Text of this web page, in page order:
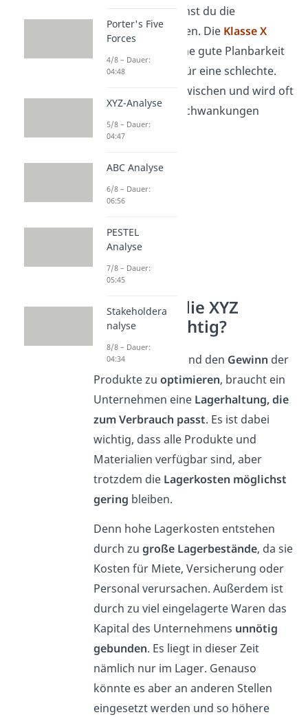
kannst du die
Beschaffung planen. Die Klasse X
steht dabei für eine gute Planbarkeit
und die
für eine schlechte.
liegt dazwischen und wird oft
durch saisonale Schwankungen
ausgelöst.
Warum ist die XYZ
Analyse wichtig?
Um den und den Gewinn der
Produkte zuoptimieren, braucht ein
Unternehmen eine Lagerhaltung, die
zum Verbrauch passt. Es ist dabei
wichtig, dass alle Produkte und
Materialien verfügbar sind, aber
trotzdem die Lagerkosten möglichst
gering bleiben.
Denn hohe Lagerkosten entstehen
durch zugroße Lagerbestände, da sie
Kosten für Miete, Versicherung oder
Personal verursachen. Außerdem ist
durch zu viel eingelagerte Waren das
Kapital des Unternehmens unnötig
gebunden. Es liegt in dieser Zeit
nämlich nur im Lager. Genauso
könnte es aber an anderen Stellen
eingesetzt werden und so höhere
Porter's Five
Forces
4/8 – Dauer:
04:48
XYZ-Analyse
5/8 – Dauer:
04:47
ABC Analyse
6/8 – Dauer:
06:56
PESTEL
Analyse
7/8 – Dauer:
05:45
Stakeholdera
nalyse
8/8 – Dauer:
04:34